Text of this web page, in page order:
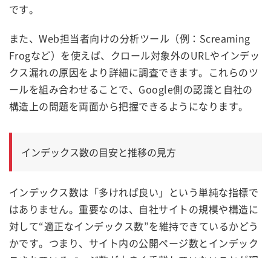
です。
また、Web担当者向けの分析ツール（例：Screaming
Frogなど）を使えば、クロール対象外のURLやインデッ
クス漏れの原因をより詳細に調査できます。これらのツ
ールを組み合わせることで、Google側の認識と自社の
構造上の問題を両面から把握できるようになります。
インデックス数の目安と推移の見方
インデックス数は「多ければ良い」という単純な指標で
はありません。重要なのは、自社サイトの規模や構造に
対して“適正なインデックス数”を維持できているかどう
かです。つまり、サイト内の公開ページ数とインデック